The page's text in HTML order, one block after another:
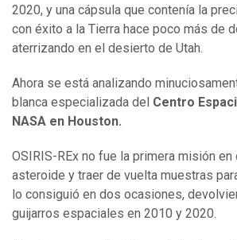
2020, y una cápsula que contenía la
con éxito a la Tierra hace poco más de
aterrizando en el desierto de Utah.
Ahora se está analizando
blanca especializada del Centro
NASA en Houston.
OSIRIS-REx no fue la primera misión en
asteroide y traer de vuelta muestras
lo consiguió en dos ocasiones,
guijarros espaciales en 2010 y 2020.